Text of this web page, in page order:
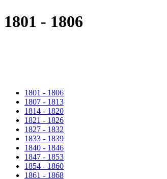
1801 - 1806
1801 - 1806
1807 - 1813
1814 - 1820
1821 - 1826
1827 - 1832
1833 - 1839
1840 - 1846
1847 - 1853
1854 - 1860
1861 - 1868